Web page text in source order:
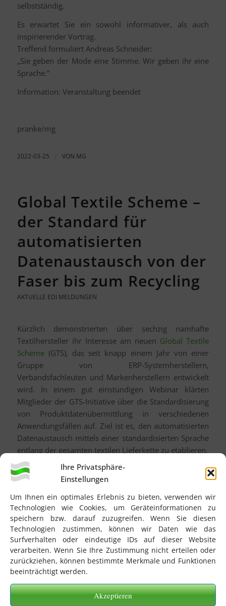
Ihre Privatsphäre-
Einstellungen
Um Ihnen ein optimales Erlebnis zu bieten, verwenden wir
Technologien wie Cookies, um Geräteinformationen zu
speichern bzw. darauf zuzugreifen. Wenn Sie diesen
Technologien zustimmen, können wir Daten wie das
Surfverhalten oder eindeutige IDs auf dieser Website
verarbeiten. Wenn Sie Ihre Zustimmung nicht erteilen oder
zurückziehen, können bestimmte Merkmale und Funktionen
beeinträchtigt werden.
Akzeptieren
selbstständig.
Es erwartet Sie ein sowohl informativer, als auch
inspirierender Vortrag.
Treffend formuliert Andreas Schneider:
„Sie geben der Mode eine Stimme. Wir geben ihr eine
Sprache.“
Information: Veranstaltung beendet
pranke/mg
2022-03-25 VON MG
Global Textile Scheme –
der Standard für
automatisierten
Datenaustausch von der
Faser bis zum Recycling
AKTUELLE EDI MELDUNGEN
Kürzlich demonstrierten über sechzig namhafte
Textilhersteller ihr Interesse am neuen Global Textile
Scheme(GTS), das seit knapp einem Jahr von einer
Gruppe von ERP-Systemherstellern,
Verbandsfachleuten und Markenherstellern entwickelt
wird. In einem gut einstündigen Webinar klärten
Mitglieder der GTS-Initiative über die Standardisierung
von Produktdatenübermittlung in verschiedenen
Anwendungsfällen auf. Ziel ist es, den automatisierten
Datenaustausch mittels einer standardisierten Sprache
entlang der gesamten textilen Lieferkette zu etablieren.
Während der elektronische Datenaustausch (EDI) seit
bald vierzig Jahren Händlern und Lieferanten durch
Vereinheitlichung der Informationen und
Automatisierung des Geschäftspapierversands viel Zeit
und Geld spart, waren die vorgelagerten Abschnitte der
Lieferkette bislang von diesen Segnungen völlig
ausgenommen. Zu vielfältig und individuell definiert
erschienen die feinen Unterschiede in Materialien wie
Stoffen, Garn, Knöpfen und Schnallen. Dabei liegt
gerade in dieser Vielfalt enormes Effizienz-Potential. Je
größer der manuelle Aufwand für eine exakte
Beschreibung, desto größer die Fehleranfälligkeit, die